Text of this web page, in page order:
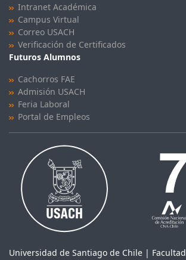
Intranet Académica
Campus Virtual
Correo USACH
Verificación de Certificados
Futuros Alumnos
Cachorros FAE
Admisión USACH
Feria Laboral
Portal de Empleos
Universidad de Santiago de Chile | Facultad